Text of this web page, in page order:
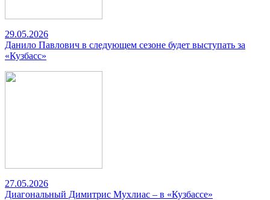
29.05.2026
Данило Павлович в следующем сезоне будет выступать за
«Кузбасс»
27.05.2026
Диагональный Димитрис Мухлиас – в «Кузбассе»